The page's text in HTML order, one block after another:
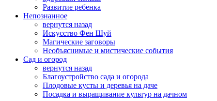
Развитие ребенка
Непознанное
вернутся назад
Искусство Фен Шуй
Магические заговоры
Необъяснимые и мистические события
Сад и огород
вернутся назад
Благоустройство сада и огорода
Плодовые кусты и деревья на даче
Посадка и выращивание культур на дачном